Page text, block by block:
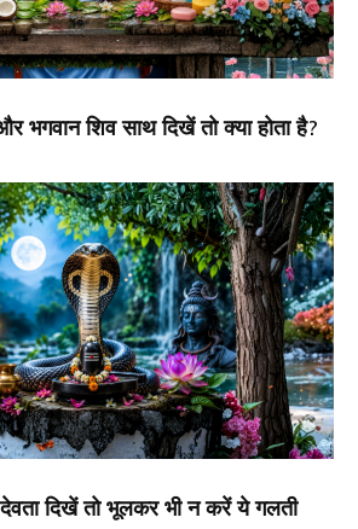
और भगवान शिव साथ दिखें तो क्या होता है?
दिखें तो भूलकर भी न करें ये गलती